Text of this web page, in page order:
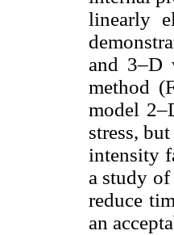
linearly
and 3–D
method
model
stress,
intensity
a study
reduce
an